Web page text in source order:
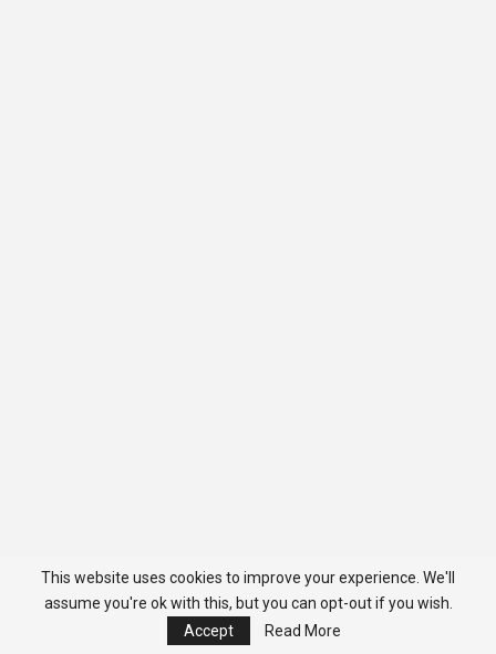
This website uses cookies to improve your experience. We'll
assume you're ok with this, but you can opt-out if you wish.
Accept
Read More